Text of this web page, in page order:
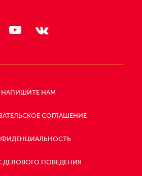
НАПИШИТЕ НАМ
СОГЛАШЕНИЕ
ДЕЛОВОГО ПОВЕДЕНИЯ